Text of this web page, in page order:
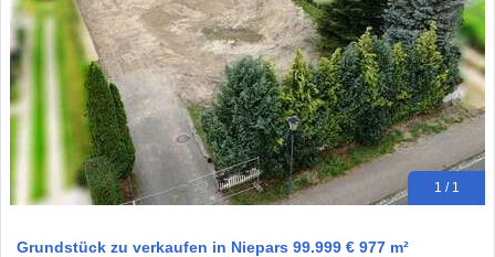
1 / 1
Grundstück zu verkaufen in Niepars 99.999 € 977 m²